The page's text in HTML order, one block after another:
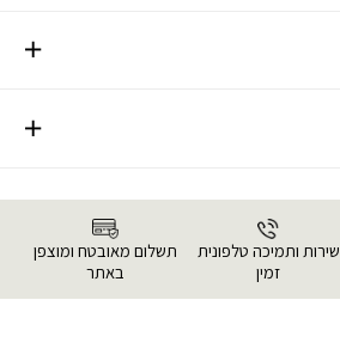
שירות ותמיכה טלפונית
זמין
תשלום מאובטח ומוצפן
באתר